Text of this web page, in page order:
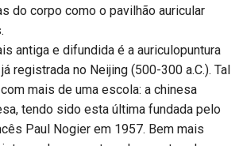
do corpo como o pavilhão auricular
antiga e difundida é a auriculopuntura
registrada no Neijing (500-300 a.C.). Tal
mais de uma escola: a chinesa
tendo sido esta última fundada pelo
Paul Nogier em 1957. Bem mais